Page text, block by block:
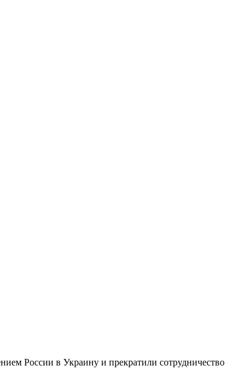
России в Украину и прекратили сотрудничество